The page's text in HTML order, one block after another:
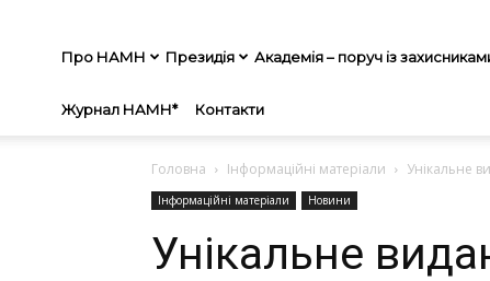
Про НАМН Президія Академія – поруч із
Журнал НАМН* Контакти
Головна Інформаційні матеріали Унікальне
Інформаційні матеріали Новини
Унікальне